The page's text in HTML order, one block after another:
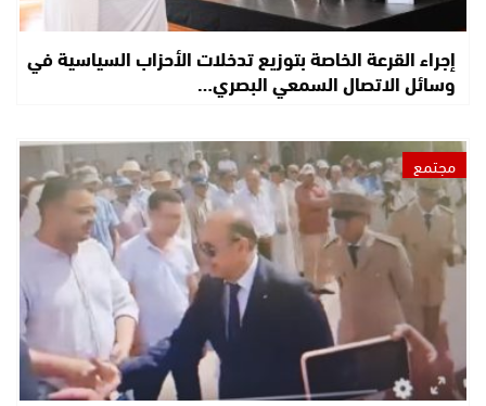
إجراء القرعة الخاصة بتوزيع تدخلات الأحزاب السياسية في
وسائل الاتصال السمعي البصري…
مجتمع